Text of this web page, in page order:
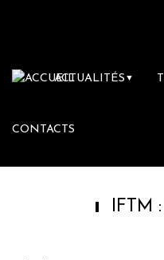
ACTUALITÉS ▼
CONTACTS
IFTM :